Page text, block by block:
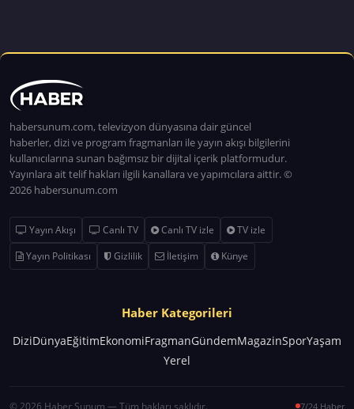
habersunum.com, televizyon dünyasına dair güncel
haberler, dizi ve program fragmanları ile yayın akışı bilgilerini
kullanıcılarına sunan bağımsız bir dijital içerik platformudur.
Yayınlara ait telif hakları ilgili kanallara ve yapımcılara aittir. ©
2026 habersunum.com
Yayın Akışı Canlı TV Canlı TV izle
TV izle
Yayın Politikası
Gizlilik İletişim Künye
Haber Kategorileri
DiziDünyaEğitimEkonomiFragmanGündemMagazinSporYaşam
Yerel
© 2026 Haber Sunum — Tüm hakları saklıdır. 7/24 Haber